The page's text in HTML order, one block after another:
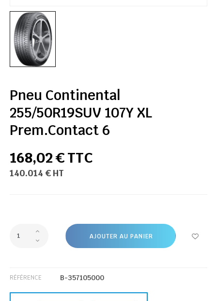
Pneu Continental
255/50R19SUV 107Y XL
Prem.Contact 6
168,02 € TTC
140.014 € HT
AJOUTER AU PANIER
RÉFÉRENCE B-357105000